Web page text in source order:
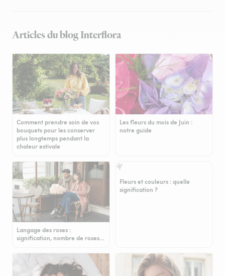
Articles du blog Interflora
Comment prendre soin de vos
bouquets pour les conserver
plus longtemps pendant la
chaleur estivale
Les fleurs du mois de Juin :
notre guide
Langage des roses :
signification, nombre de roses…
Fleurs et couleurs : quelle
signification ?